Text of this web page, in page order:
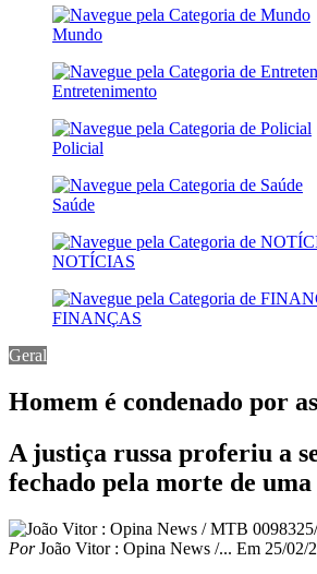
Mundo
Entretenimento
Policial
Saúde
NOTÍCIAS
FINANÇAS
Geral
Homem é condenado por
A justiça russa proferiu a
fechado pela morte de
PorJoão Vitor : Opina News /... Em 25/02/